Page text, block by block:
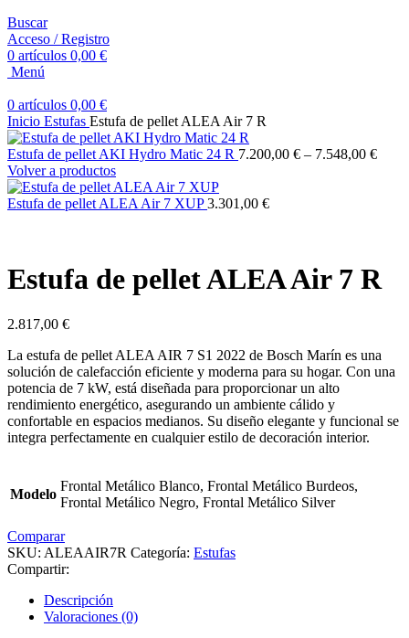
Buscar
Acceso / Registro
0 artículos 0,00 €
Menú
0 artículos 0,00 €
Inicio Estufas Estufa de pellet ALEA Air 7 R
Estufa de pellet AKI Hydro Matic 24 R 7.200,00 € – 7.548,00 €
Volver a productos
Estufa de pellet ALEA Air 7 XUP3.301,00 €
Estufa de pellet ALEA Air 7 R
2.817,00 €
La estufa de pellet ALEA AIR 7 S1 2022 de Bosch Marín es una
solución de calefacción eficiente y moderna para su hogar. Con una
potencia de 7 kW, está diseñada para proporcionar un alto
rendimiento energético, asegurando un ambiente cálido y
confortable en espacios medianos. Su diseño elegante y funcional se
integra perfectamente en cualquier estilo de decoración interior.
Modelo
Frontal Metálico Blanco, Frontal Metálico Burdeos,
Frontal Metálico Negro, Frontal Metálico Silver
Comparar
SKU: ALEAAIR7R Categoría: Estufas
Compartir:
Descripción
Valoraciones (0)